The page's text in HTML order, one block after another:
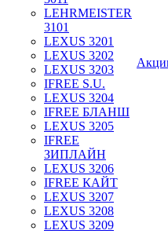
LEHRMEISTER
3101
LEXUS 3201
LEXUS 3202
LEXUS 3203
IFREE S.U.
LEXUS 3204
IFREE БЛАНШ
LEXUS 3205
IFREE
ЗИПЛАЙН
LEXUS 3206
IFREE КАЙТ
LEXUS 3207
LEXUS 3208
LEXUS 3209